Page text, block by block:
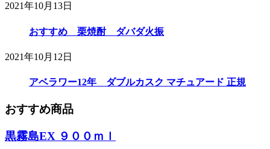
2021年10月13日
おすすめ 栗焼酎 ダバダ火振
2021年10月12日
アベラワー12年 ダブルカスク マチュアード 正規
おすすめ商品
黒霧島EX ９００ｍｌ